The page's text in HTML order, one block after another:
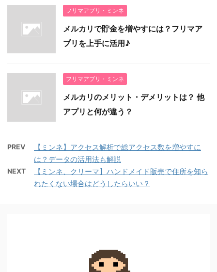
フリマアプリ・ミンネ
メルカリで貯金を増やすには？フリマア
プリを上手に活用♪
フリマアプリ・ミンネ
メルカリのメリット・デメリットは？ 他
アプリと何が違う？
PREV
【ミンネ】アクセス解析で総アクセス数を増やすに
は？データの活用法も解説
NEXT
【ミンネ、クリーマ】ハンドメイド販売で住所を知ら
れたくない場合はどうしたらいい？